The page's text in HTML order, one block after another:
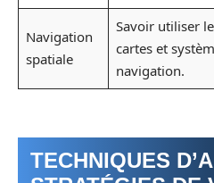
Navigation
spatiale
Savoir utiliser
cartes et
navigation.
TECHNIQUES